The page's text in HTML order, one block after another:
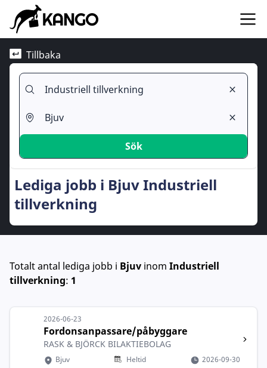
Tillbaka
Sök
Lediga jobb i Bjuv Industriell
tillverkning
Totalt antal lediga jobb i Bjuv inom Industriell
tillverkning: 1
2026-06-23
Fordonsanpassare/påbyggare
RASK & BJÖRCK BILAKTIEBOLAG
Bjuv Heltid 2026-09-30